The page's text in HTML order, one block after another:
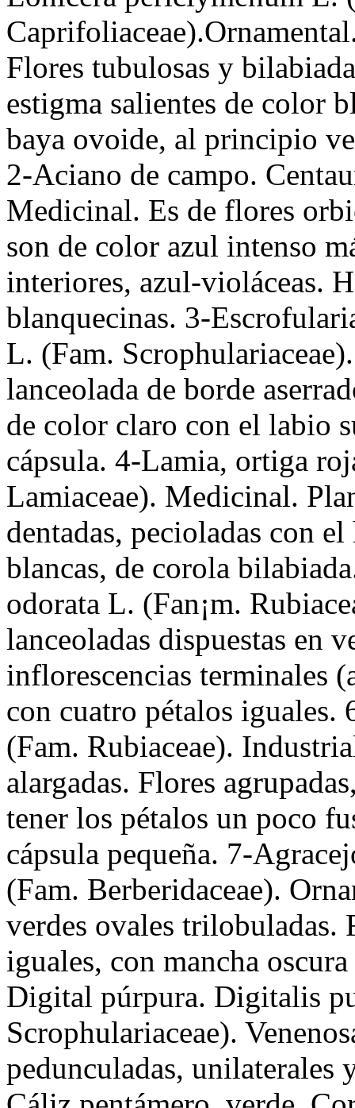
Flores tubulosas y
estigma salientes de color
baya ovoide, al principio
2-Aciano de campo.
Medicinal. Es de flores
son de color azul intenso
interiores, azul-violáceas.
blanquecinas. 3-
L. (Fam.
lanceolada de borde
de color claro con el labio
cápsula. 4-Lamia, ortiga
Lamiaceae). Medicinal.
dentadas, pecioladas con
blancas, de corola
odorata L. (Fan¡m.
lanceoladas dispuestas en
inflorescencias terminales
con cuatro pétalos
(Fam. Rubiaceae).
alargadas. Flores
tener los pétalos un poco
cápsula pequeña. 7-
(Fam. Berberidaceae).
verdes ovales trilobuladas.
iguales, con mancha
Digital púrpura. Digitalis
Scrophulariaceae).
pedunculadas, unilaterales